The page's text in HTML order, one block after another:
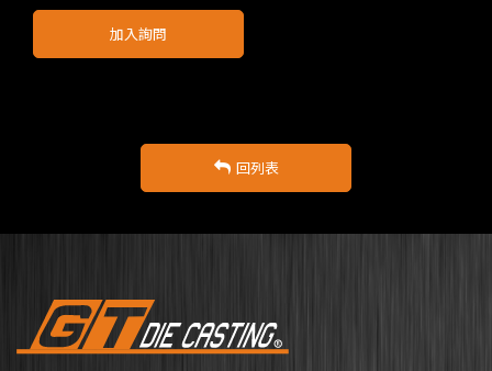
加入詢問
回列表